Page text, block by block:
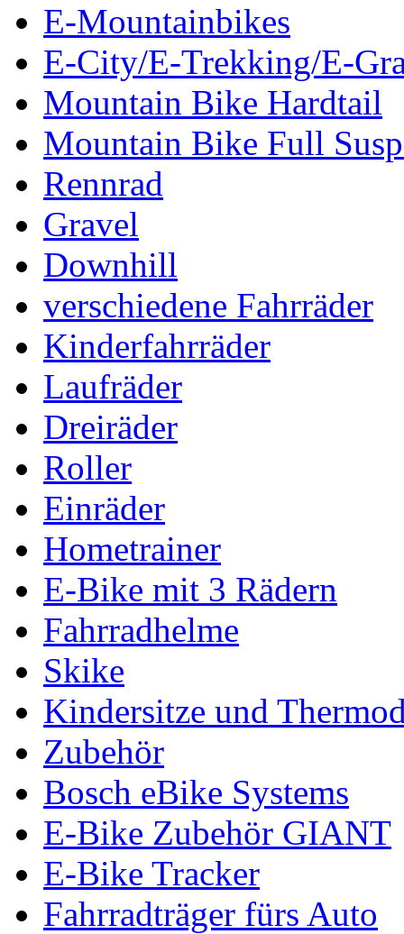
E-Mountainbikes
E-City/E-Trekking/E-
Mountain Bike Hardtail
Mountain Bike Full
Rennrad
Gravel
Downhill
verschiedene Fahrräder
Kinderfahrräder
Laufräder
Dreiräder
Roller
Einräder
Hometrainer
E-Bike mit 3 Rädern
Fahrradhelme
Skike
Kindersitze und
Zubehör
Bosch eBike Systems
E-Bike Zubehör GIANT
E-Bike Tracker
Fahrradträger fürs Auto